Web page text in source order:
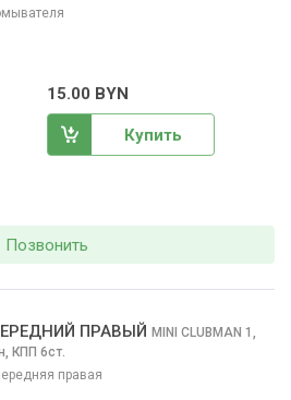
15.00 BYN
Купить
Позвонить
ПРАВЫЙ MINI CLUBMAN 1,
КПП 6ст.
правая